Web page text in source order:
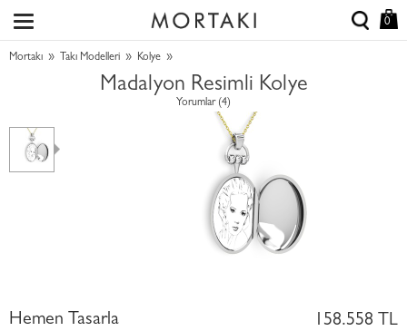
0
Mortakı » Takı Modelleri » Kolye »
Madalyon Resimli Kolye
Yorumlar (4)
Hemen Tasarla 158.558 TL